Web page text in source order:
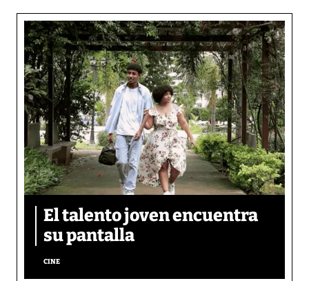
El talento joven encuentra
su pantalla​
CINE